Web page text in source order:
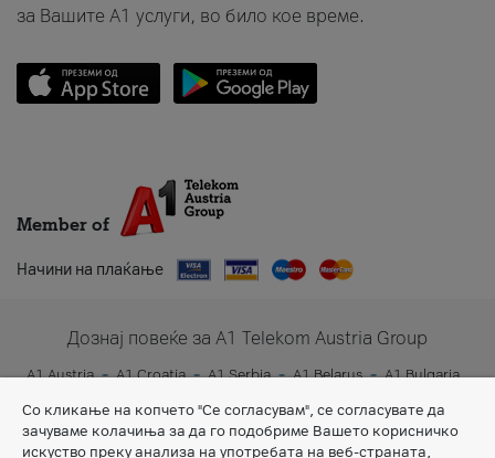
за Вашите A1 услуги, во било кое време.
Member of
Начини на плаќање
Дознај повеќе за A1 Telekom Austria Group
A1 Austria A1 Croatia A1 Serbia A1 Belarus
A1 Bulgaria
Со кликање на копчето "Се согласувам", се согласувате да
зачуваме колачиња за да го подобриме Вашето корисничко
искуство преку анализа на употребата на веб-страната,